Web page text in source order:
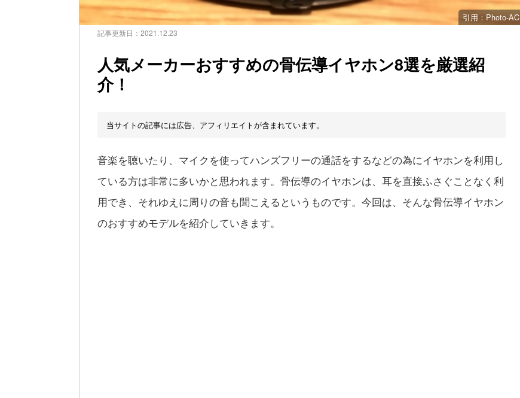
引用：Photo-AC
記事更新日： 2021.12.23
人気メーカーおすすめの骨伝導イヤホン8選を厳選紹
介！
当サイトの記事には広告、アフィリエイトが含まれています。
音楽を聴いたり、マイクを使ってハンズフリーの通話をするなどの為にイヤホンを利用し
ている方は非常に多いかと思われます。骨伝導のイヤホンは、耳を直接ふさぐことなく利
用でき、それゆえに周りの音も聞こえるというものです。今回は、そんな骨伝導イヤホン
のおすすめモデルを紹介していきます。